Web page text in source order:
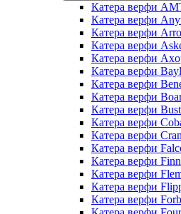
Катера верфи
Катера верфи
Катера верфи
Катера верфи
Катера верфи
Катера верфи
Катера верфи
Катера верфи
Катера верфи
Катера верфи
Катера верфи
Катера верфи
Катера верфи
Катера верфи
Катера верфи
Катера верфи